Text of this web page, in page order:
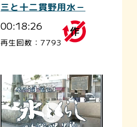
三と十二貫野用水－
00:18:26
再生回数：7793